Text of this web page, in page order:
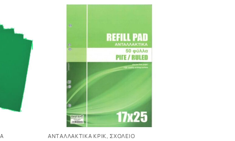
ΑΝΤΑΛΛΑΚΤΙΚΆ ΚΡΙΚ ,ΣΧΟΛΕΙΟ